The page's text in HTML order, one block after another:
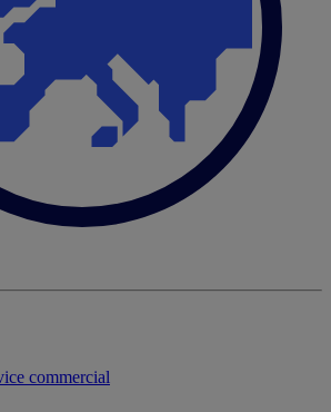
commercial